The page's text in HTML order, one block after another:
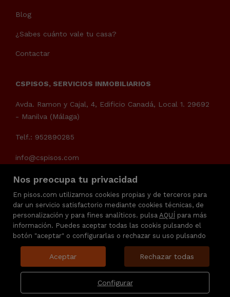
Nos preocupa tu privacidad
En pisos.com utilizamos cookies propias y de terceros para
dar un servicio satisfactorio mediante cookies técnicas, de
personalización y para fines analíticos. pulsa AQUÍ para más
información. Puedes aceptar todas las cookis pulsando el
botón "aceptar" o configurarlas o rechazar su uso pulsando
Aceptar Rechazar todas
Configurar
Blog
¿Sabes cuánto vale tu casa?
Contactar
CSPISOS, SERVICIOS INMOBILIARIOS
Avda. Ramon y Cajal, 4, Edificio Canadá, Local 1. 29692
- Manilva (Málaga)
Telf.: 952890285
info@cspisos.com